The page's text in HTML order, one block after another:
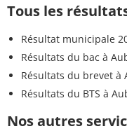
Tous les
Résultat municipale
Résultats du bac à
Résultats du brevet à
Résultats du BTS à
Nos autres